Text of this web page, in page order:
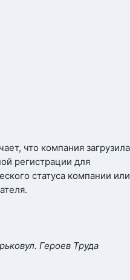
что компания загрузила
регистрации для
статуса компании или
ул. Героев Труда